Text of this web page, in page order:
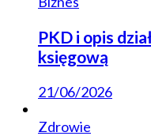
PKD i opis
księgową
21/06/2026
Zdrowie